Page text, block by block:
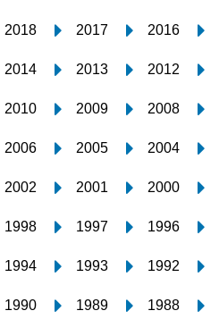
2018 2017 2016
2014 2013 2012
2010 2009 2008
2006 2005 2004
2002 2001 2000
1998 1997 1996
1994 1993 1992
1990 1989 1988